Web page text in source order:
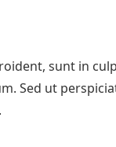
sunt in
Sed ut